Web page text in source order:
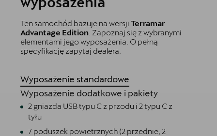
Ten samochód bazuje na wersji Terramar
Advantage Edition . Zapoznaj się z wybranymi
elementami jego wyposażenia. O pełną
specyfikację zapytaj dealera.
Wyposażenie standardowe
Wyposażenie dodatkowe i pakiety
2 gniazda USB typu C z przodu i 2 typu C z
tyłu
7 poduszek powietrznych (2 przednie, 2